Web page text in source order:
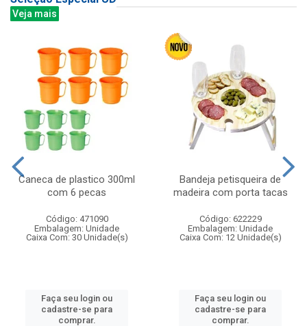
Veja mais
Caneca de plastico 300ml
com 6 pecas
Código: 471090
Embalagem: Unidade
Caixa Com: 30 Unidade(s)
Faça seu login ou
cadastre-se para
comprar.
Bandeja petisqueira de
madeira com porta tacas
Código: 622229
Embalagem: Unidade
Caixa Com: 12 Unidade(s)
Faça seu login ou
cadastre-se para
comprar.